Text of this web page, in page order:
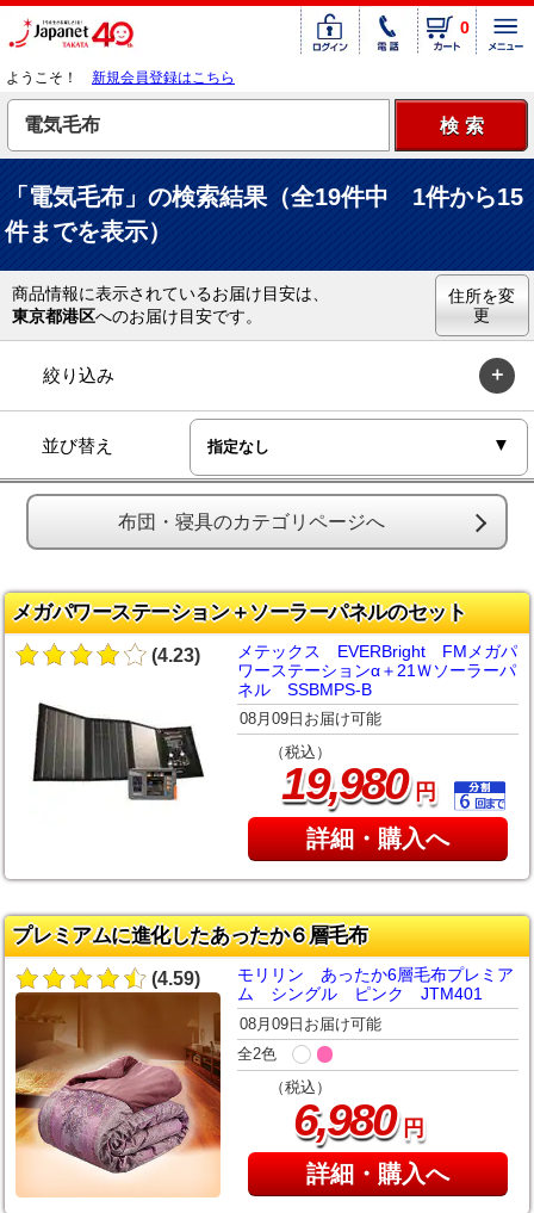
0
ようこそ！ 新規会員登録はこちら
「電気毛布」の検索結果（全19件中 1件から15
件までを表示）
商品情報に表示されているお届け目安は、
東京都港区へのお届け目安です。
住所を変
更
絞り込み
並び替え
布団・寝具のカテゴリページへ
メガパワーステーション＋ソーラーパネルのセット
(4.23)
メテックス EVERBright FMメガパ
ワーステーションα＋21Ｗソーラーパ
ネル SSBMPS-B
08月09日お届け可能
（税込）
19,980円
詳細・購入へ
プレミアムに進化したあったか６層毛布
(4.59)
モリリン あったか6層毛布プレミア
ム シングル ピンク JTM401
08月09日お届け可能
全2色
（税込）
6,980円
詳細・購入へ